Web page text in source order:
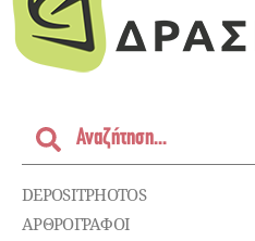
DEPOSITPHOTOS
ΑΡΘΡΟΓΡΑΦΟΙ